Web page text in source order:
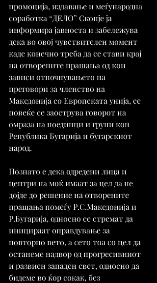
промоција, издавање и меѓународна
соработка “ДЕЛО” Скопје ја
информира јавноста и забележува
дека во овој чувствителен момент
каде конечно треба да се стави крај
на отворените прашања од кои
зависи отпочнувањето на
преговори за членство на
Македонија со Европската унија, се
повеќе се заострува говорот на
омраза на поединци и групи кон
Република Бугарија и бугарскиот
народ.
Познато е дека одредени лица и
центри на моќ имаат за цел да не
дојде до решение на отворените
прашања помеѓу Р.С.Македонија и
Р.Бугарија, односно се стремат да
иницираат оправдување за
повторно вето, а сето тоа со цел да
останеме надвор од прогресивниот
и развиен западен свет, односно да
бидеме во ќор сокак, без